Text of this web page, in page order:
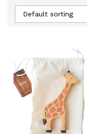
Default sorting